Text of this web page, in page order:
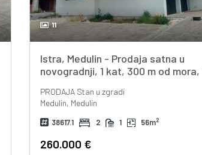
11
Istra, Medulin - Prodaja satna u
novogradnji, 1 kat, 300 m od mora,
PRODAJA Stan u zgradi
Medulin, Medulin
38617.1 2 1 56m2
260.000 €